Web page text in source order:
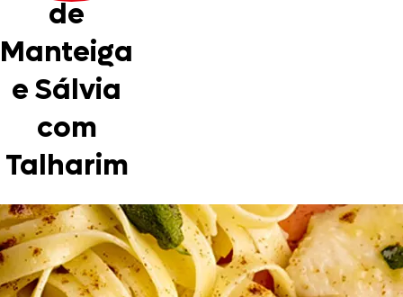
de
Manteiga
e Sálvia
com
Talharim